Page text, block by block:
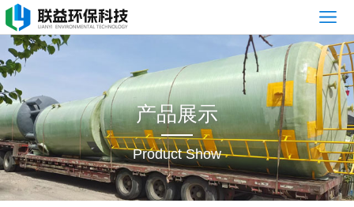
站
首
页
公
司
简
介
产
品
展
示
新
闻
资
案
例
常
产品展示
Product Show